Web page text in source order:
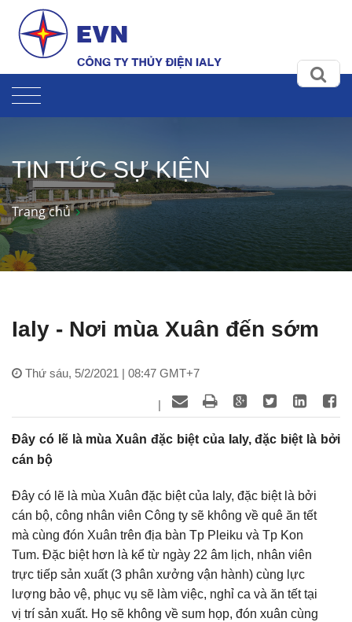
TIN TỨC SỰ KIỆN
Trang chủ
Ialy - Nơi mùa Xuân đến sớm
Thứ sáu, 5/2/2021 | 08:47 GMT+7
|
Đây có lẽ là mùa Xuân đặc biệt của Ialy, đặc biệt là bởi
cán bộ
Đây có lẽ là mùa Xuân đặc biệt của Ialy, đặc biệt là bởi
cán bộ, công nhân viên Công ty sẽ không về quê ăn tết
mà cùng đón Xuân trên địa bàn Tp Pleiku và Tp Kon
Tum. Đặc biệt hơn là kể từ ngày 22 âm lịch, nhân viên
trực tiếp sản xuất (3 phân xưởng vận hành) cùng lực
lượng bảo vệ, phục vụ sẽ làm việc, nghỉ ca và ăn tết tại
vị trí sản xuất. Họ sẽ không về sum họp, đón xuân cùng